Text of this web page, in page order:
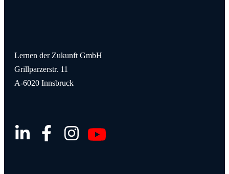
Lernen der Zukunft GmbH
Grillparzerstr. 11
A-6020 Innsbruck